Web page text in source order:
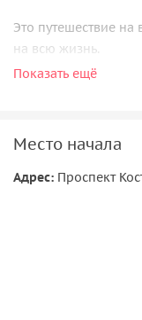
Это путешествие на
на всю жизнь.
Романтику ночевки
Показать ещё
Место начала
Адрес: Проспект